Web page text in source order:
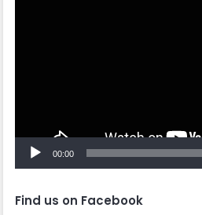
00:00
Find us on Facebook